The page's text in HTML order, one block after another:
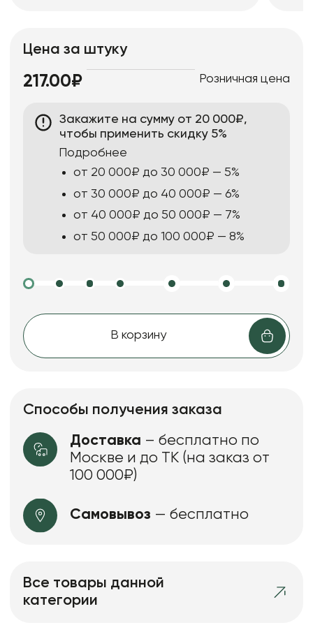
Цена за штуку
217.00₽ Розничная цена
Закажите на сумму от 20 000₽,
чтобы применить скидку 5%
Подробнее
от 20 000₽ до 30 000₽ — 5%
от 30 000₽ до 40 000₽ — 6%
от 40 000₽ до 50 000₽ — 7%
от 50 000₽ до 100 000₽ — 8%
В корзину
Способы получения заказа
Доставка – бесплатно по
Москве и до ТК (на заказ от
100 000₽)
Самовывоз — бесплатно
Все товары данной
категории